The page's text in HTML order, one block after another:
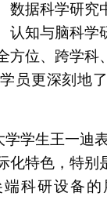
数据科学研究
认知与脑科学
方位、跨学科
员更深刻地
学学生王一迪
化特色，特别
科研设备